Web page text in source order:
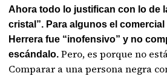
Ahora todo lo justifican con lo de
cristal”. Para algunos el
Herrera fue “inofensivo” y no
escándalo. Pero, es porque no
Comparar a una persona negra